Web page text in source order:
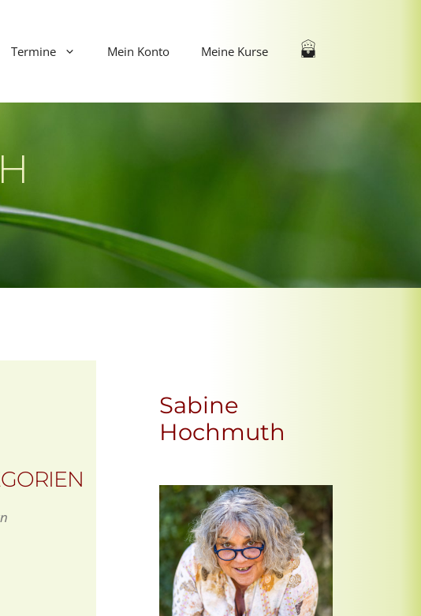
Termine Mein Konto Meine Kurse
Office 365
Sabine
Hochmuth